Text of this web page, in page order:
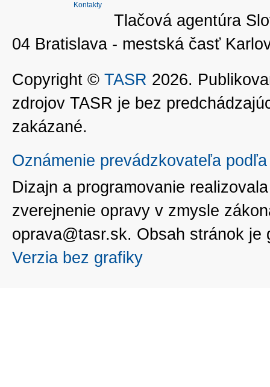
Kontakty
Tlačová agentúra
04 Bratislava - mestská časť
Copyright © TASR 2026.
zdrojov TASR je bez
zakázané.
Oznámenie prevádzkovateľa
Dizajn a programovanie
zverejnenie opravy v zmysle
oprava@tasr.sk. Obsah stránok
Verzia bez grafiky